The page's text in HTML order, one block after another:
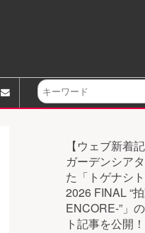

【ウェブ新着
ガーデンシア
た「トゲナシ
2026 FINAL “
ENCORE-”」
ト記事を公開！